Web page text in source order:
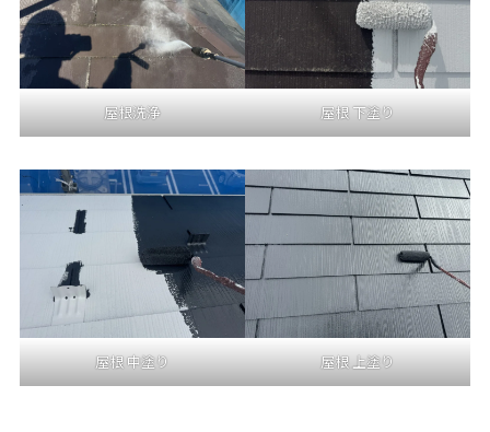
屋根洗浄 屋根 下塗り
屋根 中塗り 屋根 上塗り